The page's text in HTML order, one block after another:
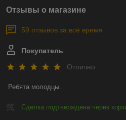
Отзывы о магазине
59 отзывов за всё время
Покупатель
Отлично
Ребята молодцы.
Сделка подтверждена через